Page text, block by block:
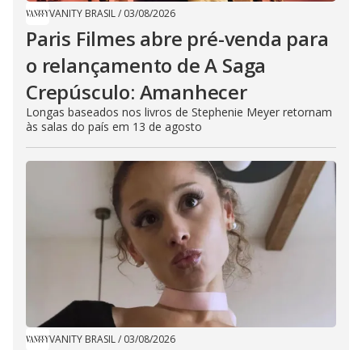
VANITY BRASIL/ 03/08/2026
Paris Filmes abre pré-venda para
o relançamento de A Saga
Crepúsculo: Amanhecer
Longas baseados nos livros de Stephenie Meyer retornam
às salas do país em 13 de agosto
VANITY BRASIL/ 03/08/2026